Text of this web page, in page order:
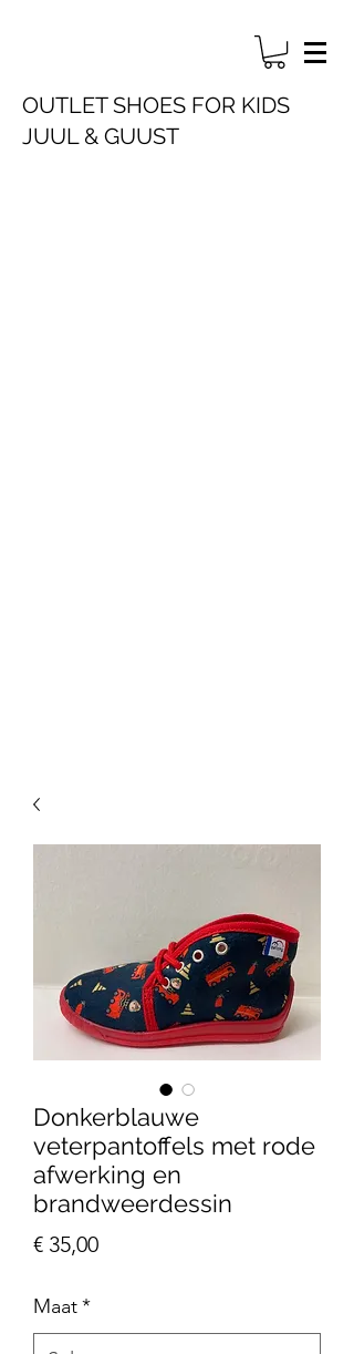
OUTLET SHOES FOR KIDS
JUUL & GUUST
Donkerblauwe
veterpantoffels met rode
afwerking en
brandweerdessin
€ 35,00Prijs
Maat*